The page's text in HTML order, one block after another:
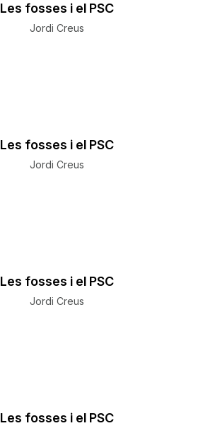
Les fosses i el PSC
Jordi Creus
Les fosses i el PSC
Jordi Creus
Les fosses i el PSC
Jordi Creus
Les fosses i el PSC